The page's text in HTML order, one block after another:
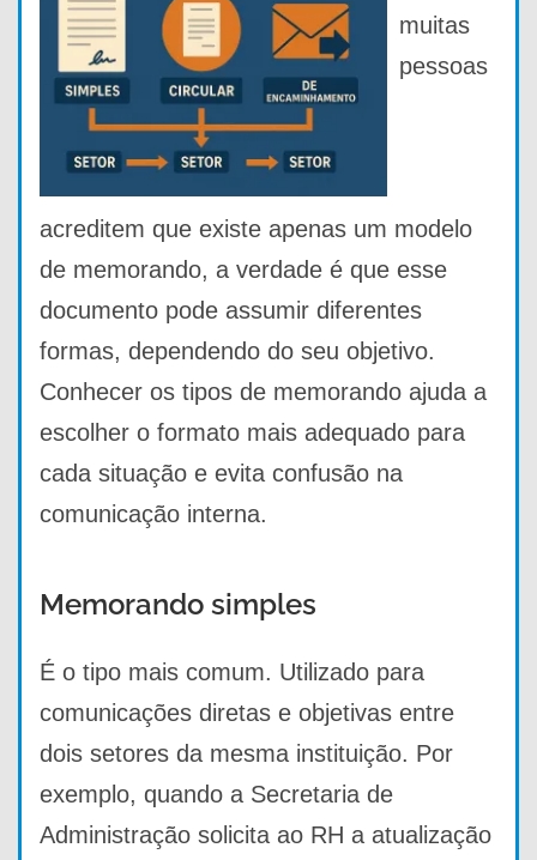
muitas
pessoas
acreditem que existe apenas um modelo
de memorando, a verdade é que esse
documento pode assumir diferentes
formas, dependendo do seu objetivo.
Conhecer os tipos de memorando ajuda a
escolher o formato mais adequado para
cada situação e evita confusão na
comunicação interna.
Memorando simples
É o tipo mais comum. Utilizado para
comunicações diretas e objetivas entre
dois setores da mesma instituição. Por
exemplo, quando a Secretaria de
Administração solicita ao RH a atualização